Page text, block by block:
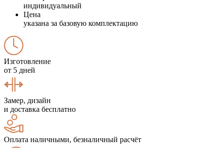
индивидуальный
Цена
указана за базовую комплектацию
Изготовление
от 5 дней
Замер, дизайн
и доставка бесплатно
Оплата наличными, безналичный расчёт